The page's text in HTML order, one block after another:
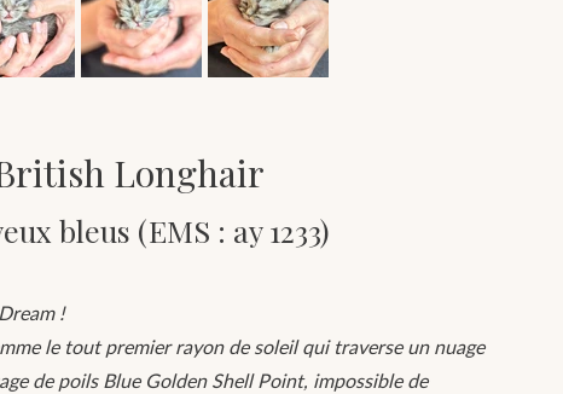
Longhair
bleus (EMS : ay 1233)
!
le tout premier rayon de soleil qui traverse un nuage
de poils Blue Golden Shell Point, impossible de